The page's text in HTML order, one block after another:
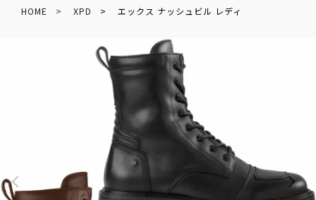
HOME XPD エックス ナッシュビル レディ